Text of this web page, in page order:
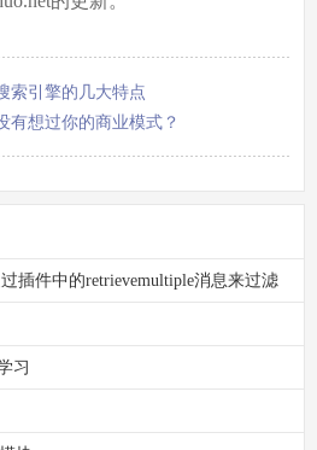
索引擎的几大特点
有想过你的商业模式？
插件中的retrievemultiple消息来过滤
习